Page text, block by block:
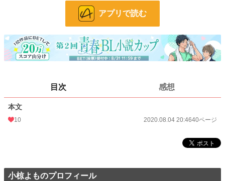
116 位 / 326 件
24h.ポイント 7 pt
2020.08.04 14:22
週間ポイント
累計ポイント 11,699 pt (802 位)
アプリで読む
目次 感想
本文
10 2020.08.04 20:4640ページ
小椋よものプロフィール